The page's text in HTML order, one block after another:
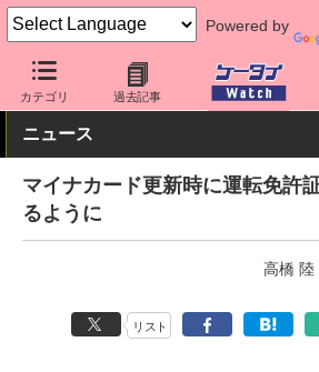
Powered by
カテゴリ 過去記事
ケータイ Watch 業界動向 政策
ニュース
マイナカード更新時に運転免許
るように
高橋 陸
リスト